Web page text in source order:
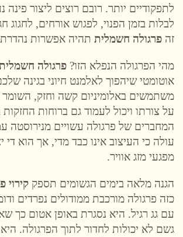
לתפקודיים יותר. רובם רוצים ליצור
לבלות בזמן הפנוי, לפגוש אורחים, לחגוג
זה פרגולה חשמלית תהיה אפשרות
מהי הפרגולה הנפלא הזו? פרגולה
אוטומטי שיהפוך לאלמנט חיוני בגינה
משתמשים באלומיניום קשה וחזק, השומר
על צורתו ויכול לעמוד גם ברוחות
המחברים של פרגולה עשויים מנירוסטה
עולה כי העיצוב אינו כבד מדי, אך הוא די
מפגעי מזג אוויר.
הגנה מלאה בימים הגשומים תספק קירוי
כזה פרגולה מורכבת ממודולים נפרדים
עם גג רגיל. היא נסגרת באופן אטום כך
גשם לא יכולות לחדור לתוך הפרגולה.